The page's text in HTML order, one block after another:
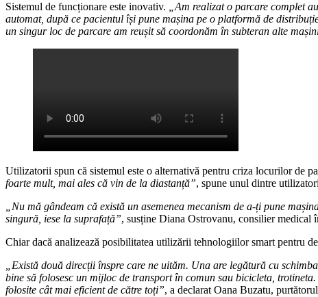
Sistemul de funcționare este inovativ. „Am realizat o parcare complet
automat, după ce pacientul își pune mașina pe o platformă de
un singur loc de parcare am reușit să coordonăm în subteran alte
Utilizatorii spun că sistemul este o alternativă pentru criza locurilor de
foarte mult, mai ales că vin de la diastanță”, spune unul dintre
„Nu mă gândeam că există un asemenea mecanism de a-ți pune
singură, iese la suprafață”, susține Diana Ostrovanu, consilier medical
Chiar dacă analizează posibilitatea utilizării tehnologiilor smart pentru
„Există două direcții înspre care ne uităm. Una are legătură cu
bine să folosesc un mijloc de transport în comun sau bicicleta,
folosite cât mai eficient de către toți”, a declarat Oana Buzatu,